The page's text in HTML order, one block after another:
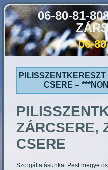
06-80-81-
06-
CSERE –
ZÁRCSERE,
CSERE
Szolgáltatásunkat Pest megye